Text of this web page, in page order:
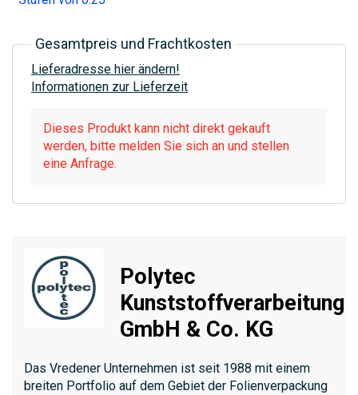
Gesamtpreis und Frachtkosten
Lieferadresse hier ändern!
Informationen zur Lieferzeit
Dieses Produkt kann nicht direkt gekauft
werden, bitte melden Sie sich an und stellen
eine Anfrage.
Polytec
Kunststoffverarbeitung
GmbH & Co. KG
Das Vredener Unternehmen ist seit 1988 mit einem
breiten Portfolio auf dem Gebiet der Folienverpackung